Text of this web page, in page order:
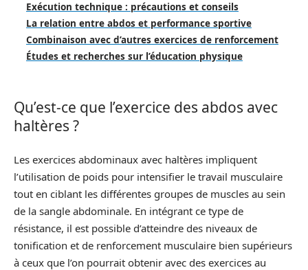
Exécution technique : précautions et conseils
La relation entre abdos et performance sportive
Combinaison avec d’autres exercices de renforcement
Études et recherches sur l’éducation physique
Qu’est-ce que l’exercice des abdos avec
haltères ?
Les exercices abdominaux avec haltères impliquent
l’utilisation de poids pour intensifier le travail musculaire
tout en ciblant les différentes groupes de muscles au sein
de la sangle abdominale. En intégrant ce type de
résistance, il est possible d’atteindre des niveaux de
tonification et de renforcement musculaire bien supérieurs
à ceux que l’on pourrait obtenir avec des exercices au